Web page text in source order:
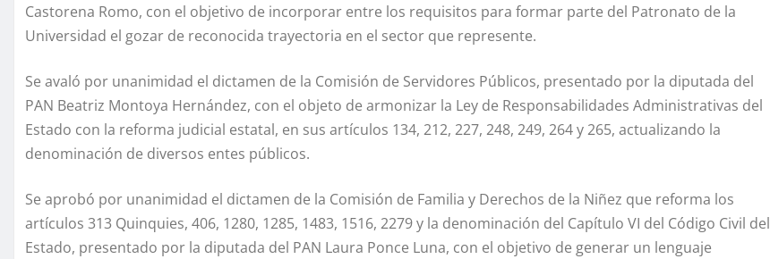
Castorena Romo, con el objetivo de incorporar entre los requisitos para formar parte del Patronato de la
Universidad el gozar de reconocida trayectoria en el sector que represente.
Se avaló por unanimidad el dictamen de la Comisión de Servidores Públicos, presentado por la diputada del
PAN Beatriz Montoya Hernández, con el objeto de armonizar la Ley de Responsabilidades Administrativas del
Estado con la reforma judicial estatal, en sus artículos 134, 212, 227, 248, 249, 264 y 265, actualizando la
denominación de diversos entes públicos.
Se aprobó por unanimidad el dictamen de la Comisión de Familia y Derechos de la Niñez que reforma los
artículos 313 Quinquies, 406, 1280, 1285, 1483, 1516, 2279 y la denominación del Capítulo VI del Código Civil del
Estado, presentado por la diputada del PAN Laura Ponce Luna, con el objetivo de generar un lenguaje